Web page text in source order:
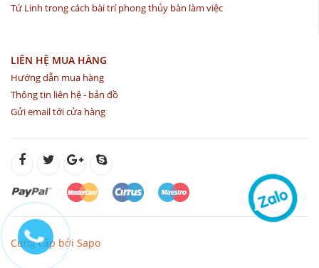
Tứ Linh trong cách bài trí phong thủy bàn làm việc
LIÊN HỆ MUA HÀNG
Hướng dẫn mua hàng
Thông tin liên hệ - bản đồ
Gửi email tới cửa hàng
Cung cấp bởi Sapo